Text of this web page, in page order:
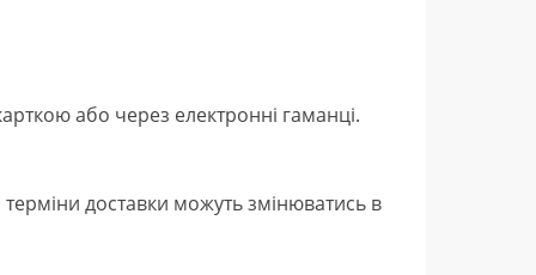
або через електронні гаманці.
доставки можуть змінюватись в